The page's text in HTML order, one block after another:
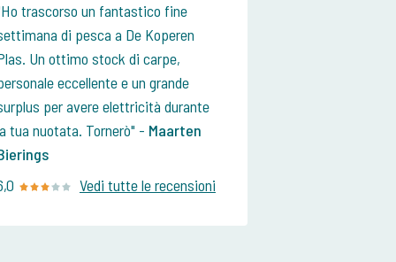
Ho trascorso un fantastico fine
di pesca a De Koperen
Un ottimo stock di carpe,
eccellente e un grande
per avere elettricità durante
tua nuotata. Tornerò - Maarten
Vedi tutte le recensioni